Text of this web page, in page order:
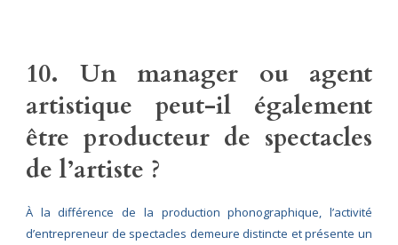
10. Un manager ou agent
artistique peut-il également
être producteur de spectacles
de l’artiste ?
À la différence de la production phonographique, l’activité
d’entrepreneur de spectacles demeure distincte et présente un